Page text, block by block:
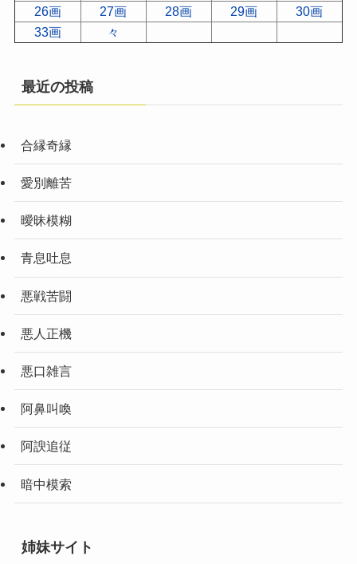
26画
27画 28画 29画
30画
33画
々
最近の投稿
合縁奇縁
愛別離苦
曖昧模糊
青息吐息
悪戦苦闘
悪人正機
悪口雑言
阿鼻叫喚
阿諛追従
暗中模索
姉妹サイト